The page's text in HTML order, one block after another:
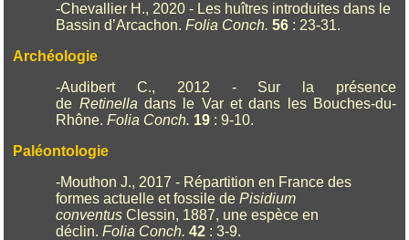
-Chevallier H., 2020 - Les huîtres introduites dans le
Bassin d’Arcachon.Folia Conch. 56 : 23-31.
Archéologie
-Audibert C., 2012 - Sur la présence
de Retinella dans le Var et dans les Bouches-du-
Rhône.Folia Conch. 19 : 9-10.
Paléontologie
-Mouthon J., 2017 - Répartition en France des
formes actuelle et fossile dePisidium
conventus Clessin, 1887, une espèce en
déclin.Folia Conch. 42 : 3-9.